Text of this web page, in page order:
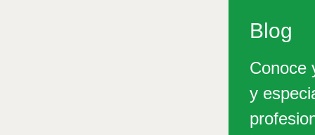
Blog
Conoce
y